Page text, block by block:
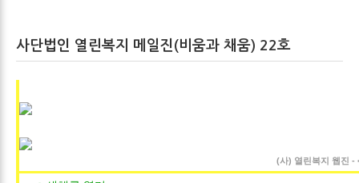
사단법인 열린복지 메일진(비움과 채움) 22호
(사) 열린복지 웹진 -